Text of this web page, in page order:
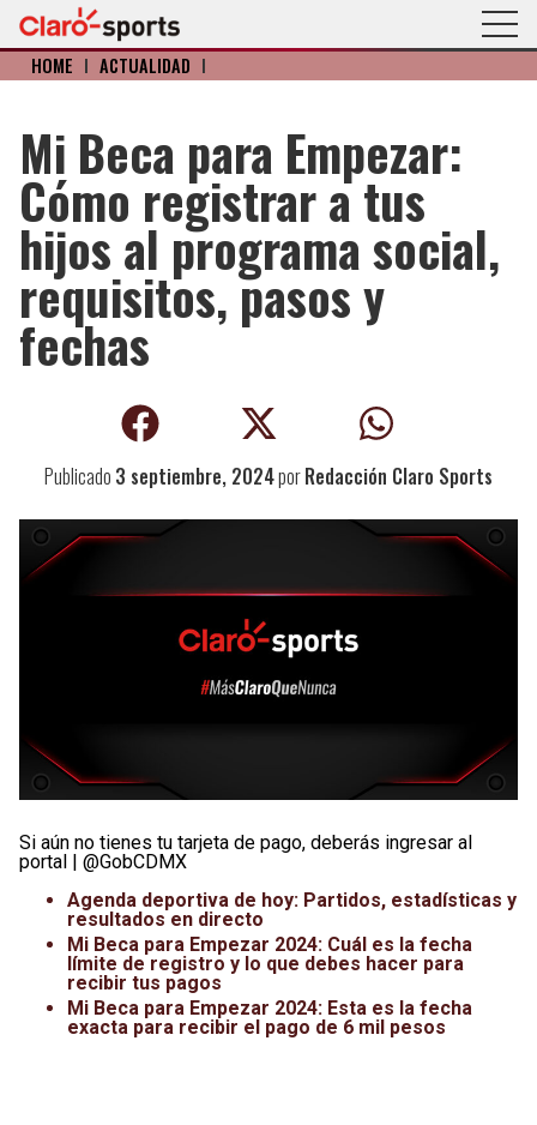
HOME I ACTUALIDAD I
Mi Beca para Empezar:
Cómo registrar a tus
hijos al programa social,
requisitos, pasos y
fechas
Publicado 3 septiembre, 2024porRedacción Claro Sports
Si aún no tienes tu tarjeta de pago, deberás ingresar al
portal | @GobCDMX
Agenda deportiva de hoy: Partidos, estadísticas y
resultados en directo
Mi Beca para Empezar 2024: Cuál es la fecha
límite de registro y lo que debes hacer para
recibir tus pagos
Mi Beca para Empezar 2024: Esta es la fecha
exacta para recibir el pago de 6 mil pesos